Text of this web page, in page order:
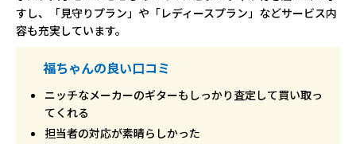
すし、「見守りプラン」や「レディースプラン」などサービス内
容も充実しています。
福ちゃんの良い口コミ
ニッチなメーカーのギターもしっかり査定して買い取っ
てくれる
担当者の対応が素晴らしかった